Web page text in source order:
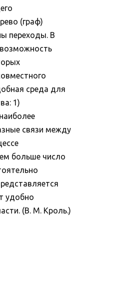
(граф)
переходы. В
среда для
1)
связи между
больше число
удобно
(В. М. Кроль.)